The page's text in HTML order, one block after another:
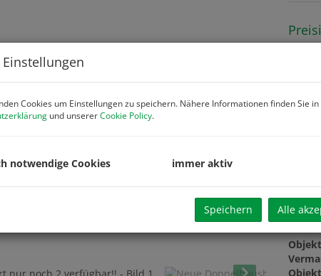
Einstellungen
Cookies um Einstellungen zu speichern. Nähere Informationen finden Sie
und unsererCookie Policy.
notwendige Cookies immer aktiv
Speichern Alle